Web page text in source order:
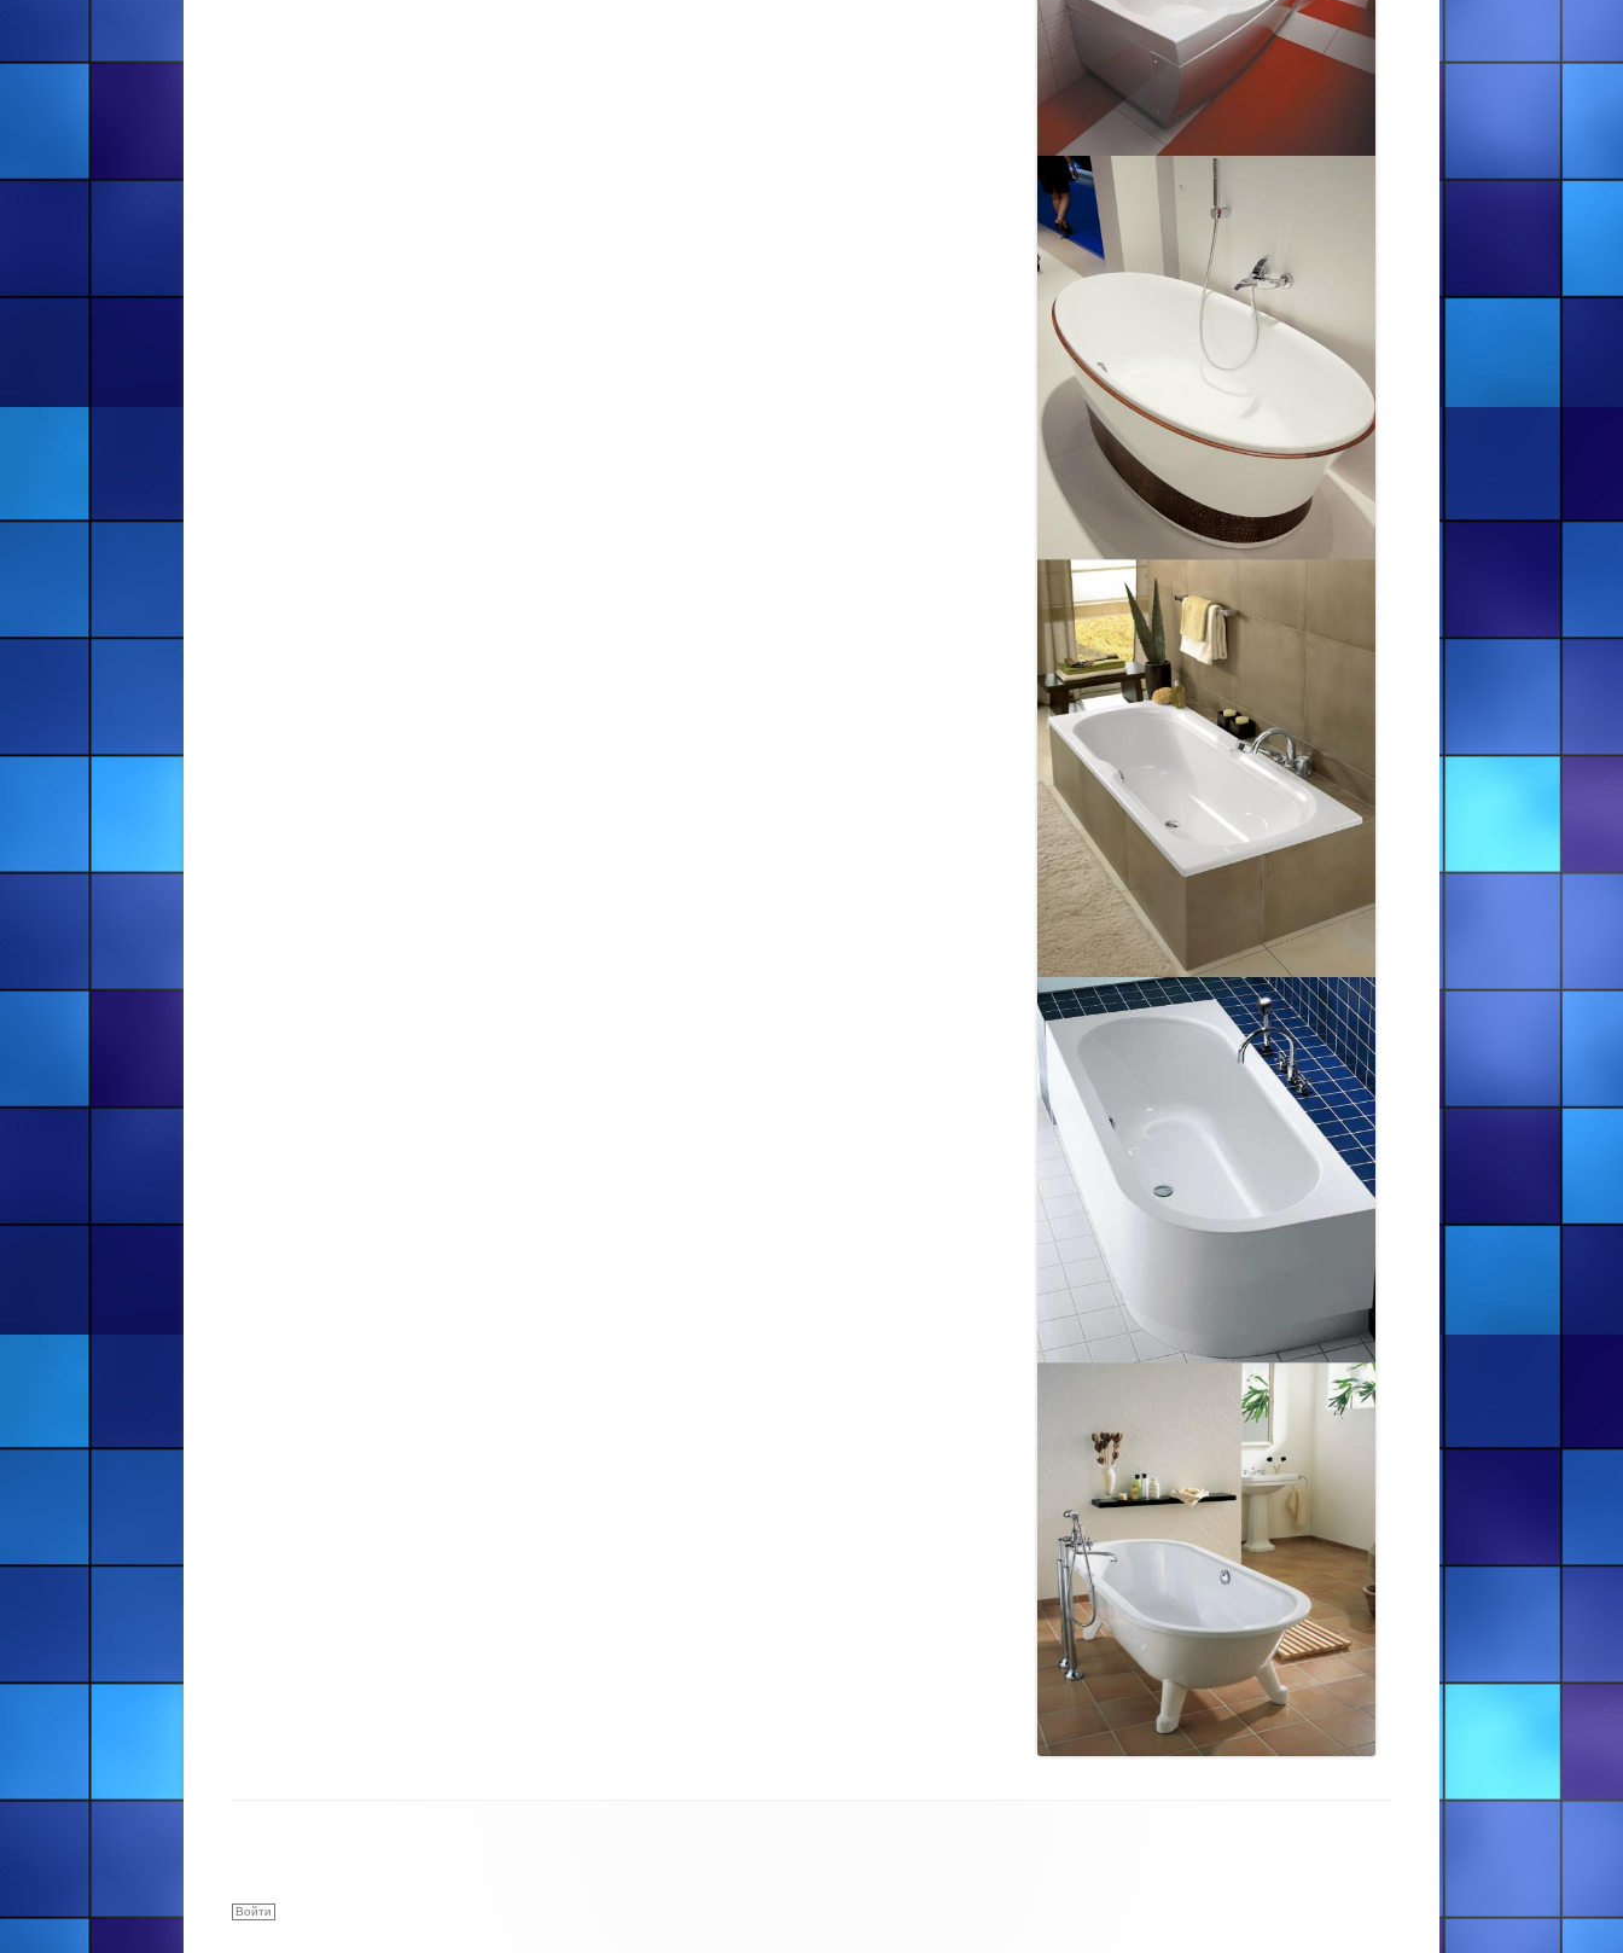
РЕСТАВРАЦИЯ ВАНН — ЛУГАНСК
И ОБЛАСТЬ
РЕСТАВРАЦИЯ ВАНН —
НИКОЛАЕВ И ОБЛАСТЬ
РЕСТАВРАЦИЯ ВАНН — ОДЕССА
И ОБЛАСТЬ
РЕСТАВРАЦИЯ ВАНН —
ПОЛТАВА И ОБЛАСТЬ
РЕСТАВРАЦИЯ ВАНН — СУМЫ И
ОБЛАСТЬ
РЕСТАВРАЦИЯ ВАНН — ХАРЬКОВ
И ОБЛАСТЬ
РЕСТАВРАЦИЯ ВАНН — ХЕРСОН
И ОБЛАСТЬ
ЧЕРНИГОВ И ОБЛАСТЬ
РЖАВА ЗАЛІЗНА ВАННА У
ЛЬВОВІ НА ВУЛИЦІ ГРІНЧЕНКА
12
СТРИЙ, КОНОВАЛЬЦЯ, 18.
СУЧАСНА РЕСТАВРАЦІЯ ВАННИ У
СТРИЮ
ФРАНКІВСЬК. РЕСТАВРАЦІЯ
ВАННИ В ІВАНО-ФРАНКІВСЬКУ
(ГВАРДІЙСЬКА, 5)
ЯК Я РЕСТАВРУВАВ ВАННУ В М.
ДОЛИНА (ІВАНО-
ФРАНКІВСЬКА ОБЛ.)
ЯКІСНА РЕСТАВРАЦІЯ ВАННИ В
ІВАНО-ФРАНКІВСЬКУ
(ГРУШЕВСЬКОГО, 11)
ЯКИЙ АКРИЛ КРАЩЕ ДЛЯ
РЕСТАВРАЦІЇ ВАННИ
ОСТЕРІГАЙТЕСЬ ХАЛТУРЩИКІВ
ТА ОБЛАСТЬ
Войти